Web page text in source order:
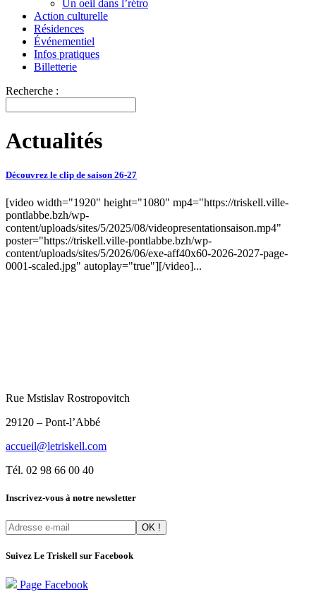
Un oeil dans l’rétro
Action culturelle
Résidences
Événementiel
Infos pratiques
Billetterie
Recherche :
Actualités
Découvrez le clip de saison 26-27
[video width="1920" height="1080" mp4="https://triskell.ville-
pontlabbe.bzh/wp-
content/uploads/sites/5/2025/08/videopresentationsaison.mp4"
poster="https://triskell.ville-pontlabbe.bzh/wp-
content/uploads/sites/5/2026/06/exe-aff40x60-2026-2027-page-
0001-scaled.jpg" autoplay="true"][/video]...
Rue Mstislav Rostropovitch
29120 – Pont-l’Abbé
accueil@letriskell.com
Tél. 02 98 66 00 40
Inscrivez-vous à notre newsletter
Suivez Le Triskell sur Facebook
Page Facebook